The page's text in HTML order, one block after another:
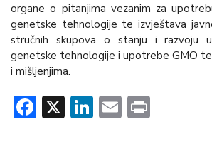
organe o pitanjima vezanim za
genetske tehnologije te izvještava
stručnih skupova o stanju i razvoju
genetske tehnologije i upotrebe GMO
i mišljenjima.
Facebook
X LinkedIn
Email